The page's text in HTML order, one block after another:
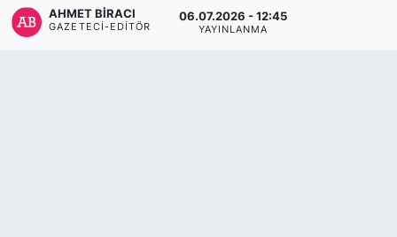
AHMET BIRACI
GAZETECI-EDITÖR
06.07.2026 - 12:45
YAYINLANMA
SAĞLIK
Haber Arşivi